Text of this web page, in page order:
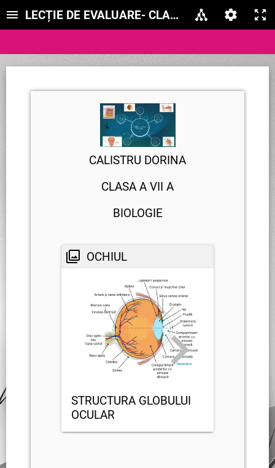
LECȚIE DE EVALUARE- CLASA A VII A -
CALISTRU DORINA
CLASA A VII A
BIOLOGIE
OCHIUL
STRUCTURA GLOBULUI
OCULAR